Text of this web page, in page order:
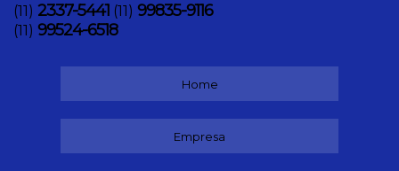
(11) 2337-5441 (11) 99835-9116
(11) 99524-6518
Home
Empresa